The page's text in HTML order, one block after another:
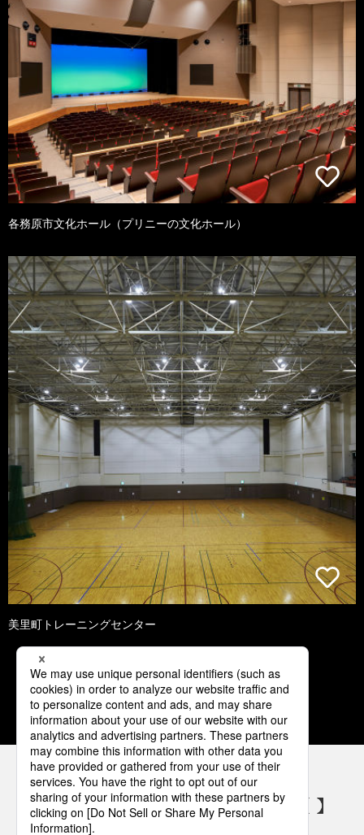
各務原市文化ホール（プリニーの文化ホール）
美里町トレーニングセンター
1 2 3 4 5
パナソニックの電気設備 SNSアカウント